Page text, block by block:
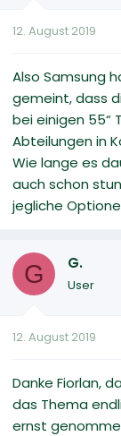
12. August 2019
Also Samsung
gemeint, dass
bei einigen 55“
Abteilungen in
Wie lange es
auch schon
jegliche
G G.
User
12. August 2019
Danke Fiorlan,
das Thema
ernst